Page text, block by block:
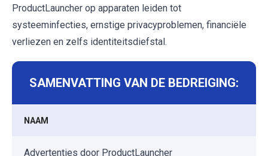
ProductLauncher op apparaten leiden tot
systeeminfecties, ernstige privacyproblemen, financiële
verliezen en zelfs identiteitsdiefstal.
SAMENVATTING VAN DE BEDREIGING:
NAAM
Advertenties door ProductLauncher